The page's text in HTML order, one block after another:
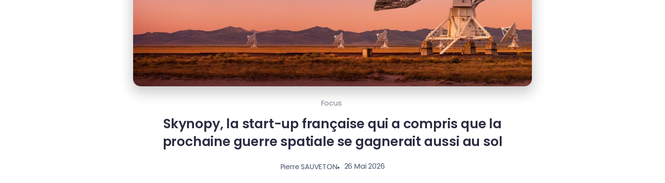
Focus
Skynopy, la start-up française qui a compris que la
prochaine guerre spatiale se gagnerait aussi au sol
Pierre SAUVETON 26 Mai 2026